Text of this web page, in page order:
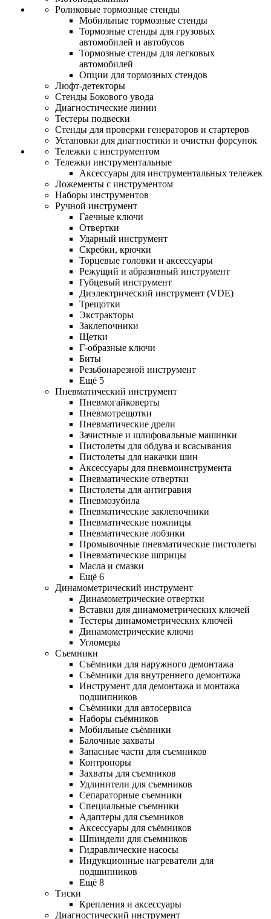
Роликовые тормозные стенды
Мобильные тормозные стенды
Тормозные стенды для грузовых
автомобилей и автобусов
Тормозные стенды для легковых
автомобилей
Опции для тормозных стендов
Люфт-детекторы
Стенды Бокового увода
Диагностические линии
Тестеры подвески
Стенды для проверки генераторов и стартеров
Установки для диагностики и очистки форсунок
Тележки с инструментом
Тележки инструментальные
Аксессуары для инструментальных тележек
Ложементы с инструментом
Наборы инструментов
Ручной инструмент
Гаечные ключи
Отвертки
Ударный инструмент
Скребки, крючки
Торцевые головки и аксессуары
Режущий и абразивный инструмент
Губцевый инструмент
Диэлектрический инструмент (VDE)
Трещотки
Экстракторы
Заклепочники
Щетки
Г-образные ключи
Биты
Резьбонарезной инструмент
Ещё 5
Пневматический инструмент
Пневмогайковерты
Пневмотрещотки
Пневматические дрели
Зачистные и шлифовальные машинки
Пистолеты для обдува и всасывания
Пистолеты для накачки шин
Аксессуары для пневмоинструмента
Пневматические отвертки
Пистолеты для антигравия
Пневмозубила
Пневматические заклепочники
Пневматические ножницы
Пневматические лобзики
Промывочные пневматические пистолеты
Пневматические шприцы
Масла и смазки
Ещё 6
Динамометрический инструмент
Динамометрические отвертки
Вставки для динамометрических ключей
Тестеры динамометрических ключей
Динамометрические ключи
Угломеры
Съемники
Съёмники для наружного демонтажа
Съёмники для внутреннего демонтажа
Инструмент для демонтажа и монтажа
подшипников
Съёмники для автосервиса
Наборы съёмников
Мобильные съёмники
Балочные захваты
Запасные части для съемников
Контропоры
Захваты для съемников
Удлинители для съемников
Сепараторные съемники
Специальные съемники
Адаптеры для съемников
Аксессуары для съёмников
Шпиндели для съемников
Гидравлические насосы
Индукционные нагреватели для
подшипников
Ещё 8
Тиски
Крепления и аксессуары
Диагностический инструмент